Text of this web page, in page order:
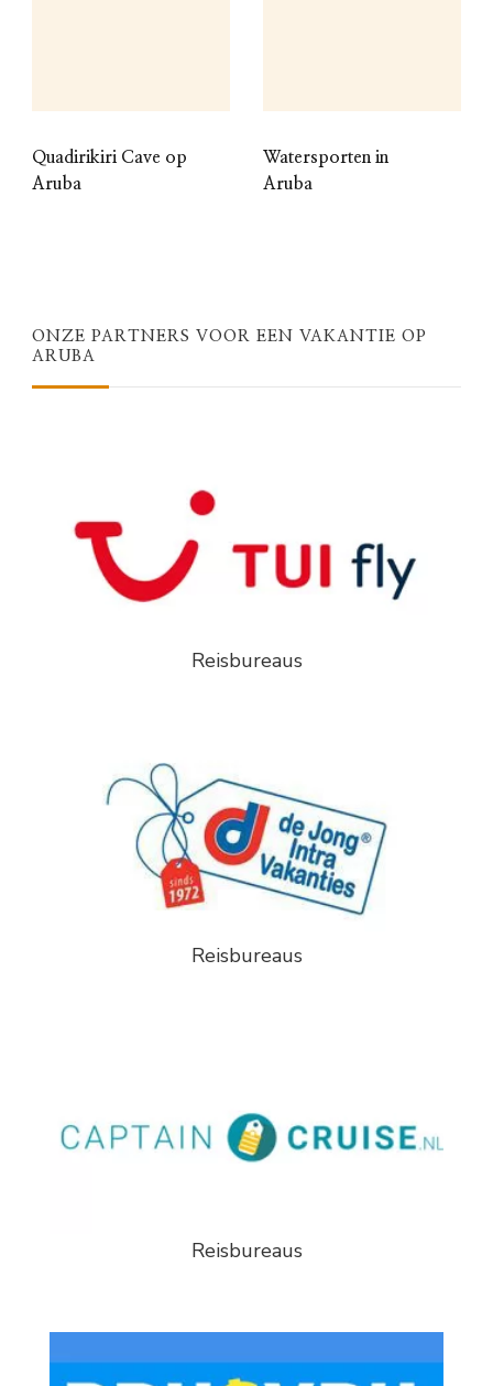
Quadirikiri Cave op
Aruba
Watersporten in
Aruba
ONZE PARTNERS VOOR EEN VAKANTIE OP
ARUBA
Reisbureaus
Reisbureaus
Reisbureaus